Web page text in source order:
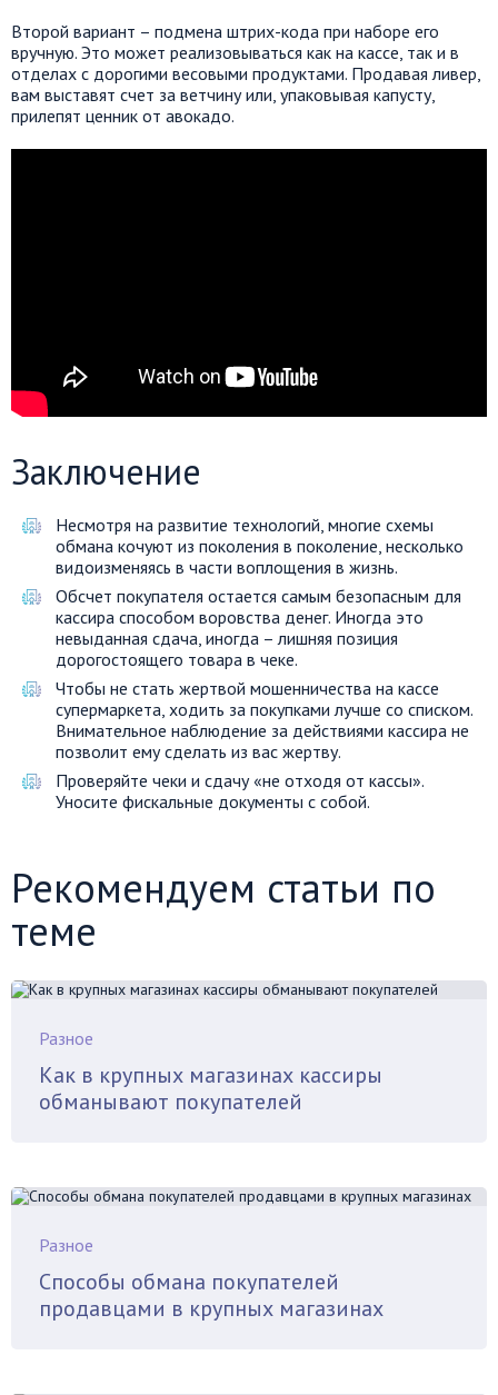
Второй вариант – подмена штрих-кода при наборе его
вручную. Это может реализовываться как на кассе, так и в
отделах с дорогими весовыми продуктами. Продавая ливер,
вам выставят счет за ветчину или, упаковывая капусту,
прилепят ценник от авокадо.
Заключение
Несмотря на развитие технологий, многие схемы
обмана кочуют из поколения в поколение, несколько
видоизменяясь в части воплощения в жизнь.
Обсчет покупателя остается самым безопасным для
кассира способом воровства денег. Иногда это
невыданная сдача, иногда – лишняя позиция
дорогостоящего товара в чеке.
Чтобы не стать жертвой мошенничества на кассе
супермаркета, ходить за покупками лучше со списком.
Внимательное наблюдение за действиями кассира не
позволит ему сделать из вас жертву.
Проверяйте чеки и сдачу «не отходя от кассы».
Уносите фискальные документы с собой.
Рекомендуем статьи по
теме
Разное
Как в крупных магазинах кассиры
обманывают покупателей
Разное
Способы обмана покупателей
продавцами в крупных магазинах